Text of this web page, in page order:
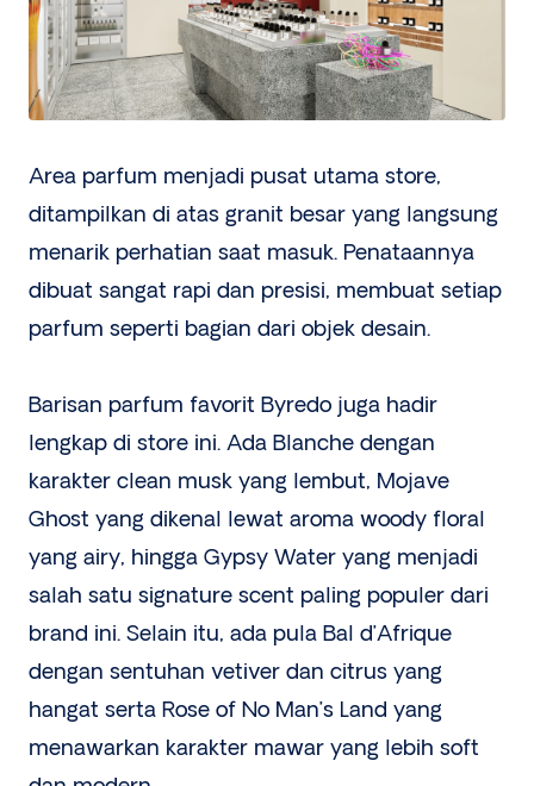
Area parfum menjadi pusat utama store,
ditampilkan di atas granit besar yang langsung
menarik perhatian saat masuk. Penataannya
dibuat sangat rapi dan presisi, membuat setiap
parfum seperti bagian dari objek desain.
Barisan parfum favorit Byredo juga hadir
lengkap di store ini. Ada Blanche dengan
karakter clean musk yang lembut, Mojave
Ghost yang dikenal lewat aroma woody floral
yang airy, hingga Gypsy Water yang menjadi
salah satu signature scent paling populer dari
brand ini. Selain itu, ada pula Bal d’Afrique
dengan sentuhan vetiver dan citrus yang
hangat serta Rose of No Man’s Land yang
menawarkan karakter mawar yang lebih soft